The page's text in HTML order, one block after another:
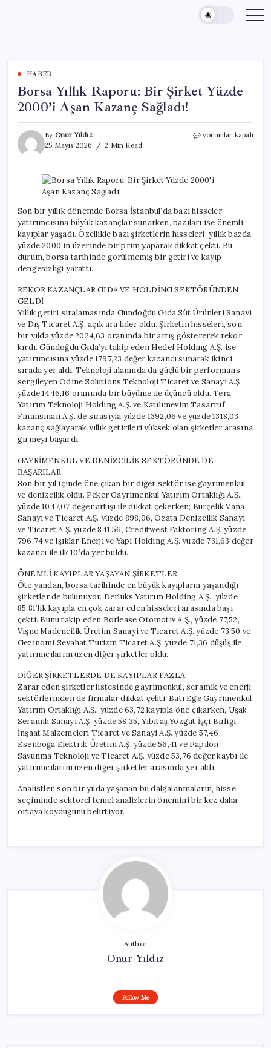
content
HABER
Borsa Yıllık Raporu: Bir Şirket Yüzde
2000’i Aşan Kazanç Sağladı!
By Onur Yıldız
25 Mayıs 2026
2 Min Read
Borsa
Şirket
Yüzde
Aşan
Kazanç
Sağladı!
için
yorumlar kapalı
Son bir yıllık dönemde Borsa İstanbul’da bazı hisseler
yatırımcısına büyük kazançlar sunarken, bazıları ise önemli
kayıplar yaşadı. Özellikle bazı şirketlerin hisseleri, yıllık bazda
yüzde 2000’in üzerinde bir prim yaparak dikkat çekti. Bu
durum, borsa tarihinde görülmemiş bir getiri ve kayıp
dengesizliği yarattı.
REKOR KAZANÇLAR GIDA VE HOLDİNG SEKTÖRÜNDEN
GELDİ
Yıllık getiri sıralamasında Gündoğdu Gıda Süt Ürünleri Sanayi
ve Dış Ticaret A.Ş. açık ara lider oldu. Şirketin hisseleri, son
bir yılda yüzde 2024,63 oranında bir artış göstererek rekor
kırdı. Gündoğdu Gıda’yı takip eden Hedef Holding A.Ş. ise
yatırımcısına yüzde 1797,23 değer kazancı sunarak ikinci
sırada yer aldı. Teknoloji alanında da güçlü bir performans
sergileyen Odine Solutions Teknoloji Ticaret ve Sanayi A.Ş.,
yüzde 1446,16 oranında bir büyüme ile üçüncü oldu. Tera
Yatırım Teknoloji Holding A.Ş. ve Katılımevim Tasarruf
Finansman A.Ş. de sırasıyla yüzde 1392,06 ve yüzde 1318,03
kazanç sağlayarak yıllık getirileri yüksek olan şirketler arasına
girmeyi başardı.
GAYRİMENKUL VE DENİZCİLİK SEKTÖRÜNDE DE
BAŞARILAR
Son bir yıl içinde öne çıkan bir diğer sektör ise gayrimenkul
ve denizcilik oldu. Peker Gayrimenkul Yatırım Ortaklığı A.Ş.,
yüzde 1047,07 değer artışı ile dikkat çekerken; Burçelik Vana
Sanayi ve Ticaret A.Ş. yüzde 898,06, Özata Denizcilik Sanayi
ve Ticaret A.Ş. yüzde 841,56, Creditwest Faktoring A.Ş. yüzde
796,74 ve Işıklar Enerji ve Yapı Holding A.Ş. yüzde 731,63 değer
kazancı ile ilk 10’da yer buldu.
ÖNEMLİ KAYIPLAR YAŞAYAN ŞİRKETLER
Öte yandan, borsa tarihinde en büyük kayıpların yaşandığı
şirketler de bulunuyor. Derlüks Yatırım Holding A.Ş., yüzde
85,81’lik kayıpla en çok zarar eden hisseleri arasında başı
çekti. Bunu takip eden Borlease Otomotiv A.Ş., yüzde 77,52,
Vişne Madencilik Üretim Sanayi ve Ticaret A.Ş. yüzde 73,50 ve
Gezinomi Seyahat Turizm Ticaret A.Ş. yüzde 71,36 düşüş ile
yatırımcılarını üzen diğer şirketler oldu.
DİĞER ŞİRKETLERDE DE KAYIPLAR FAZLA
Zarar eden şirketler listesinde gayrimenkul, seramik ve enerji
sektörlerinden de firmalar dikkat çekti. Batı Ege Gayrimenkul
Yatırım Ortaklığı A.Ş., yüzde 63,72 kayıpla öne çıkarken, Uşak
Seramik Sanayi A.Ş. yüzde 58,35, Yibitaş Yozgat İşçi Birliği
İnşaat Malzemeleri Ticaret ve Sanayi A.Ş. yüzde 57,46,
Esenboğa Elektrik Üretim A.Ş. yüzde 56,41 ve Papilon
Savunma Teknoloji ve Ticaret A.Ş. yüzde 53,76 değer kaybı ile
yatırımcılarını üzen diğer şirketler arasında yer aldı.
Analistler, son bir yılda yaşanan bu dalgalanmaların, hisse
seçiminde sektörel temel analizlerin önemini bir kez daha
ortaya koyduğunu belirtiyor.
Author
Onur Yıldız
Follow Me